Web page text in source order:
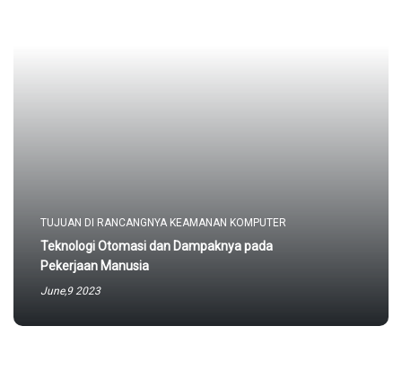
TUJUAN DI RANCANGNYA KEAMANAN KOMPUTER
Teknologi Otomasi dan Dampaknya pada
Pekerjaan Manusia
June,9 2023